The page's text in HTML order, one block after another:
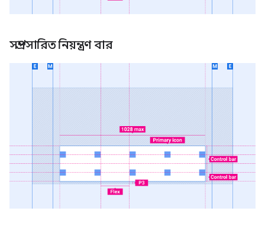
সম্প্রসারিত নিয়ন্ত্রণ বার